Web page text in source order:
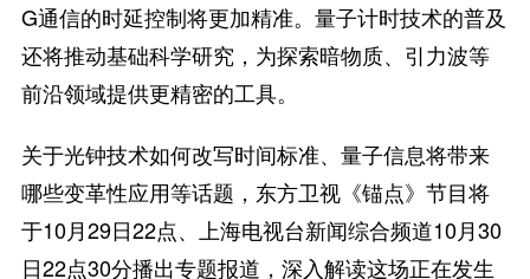
G通信的时延控制将更加精准。量子计时技术的普及
还将推动基础科学研究，为探索暗物质、引力波等
前沿领域提供更精密的工具。
关于光钟技术如何改写时间标准、量子信息将带来
哪些变革性应用等话题，东方卫视《锚点》节目将
于10月29日22点、上海电视台新闻综合频道10月30
日22点30分播出专题报道，深入解读这场正在发生